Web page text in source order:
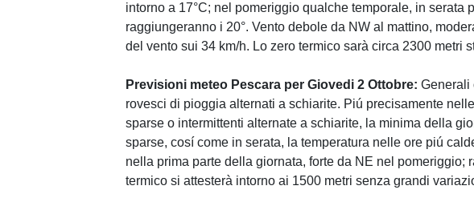
intorno a 17°C; nel pomeriggio qualche temporale, in serata
raggiungeranno i 20°. Vento debole da NW al mattino,
del vento sui 34 km/h. Lo zero termico sarà circa 2300 metri
Previsioni meteo Pescara per Giovedi 2 Ottobre: Generali
rovesci di pioggia alternati a schiarite. Piú precisamente
sparse o intermittenti alternate a schiarite, la minima della
sparse, cosí come in serata, la temperatura nelle ore piú
nella prima parte della giornata, forte da NE nel pomeriggio;
termico si attesterà intorno ai 1500 metri senza grandi